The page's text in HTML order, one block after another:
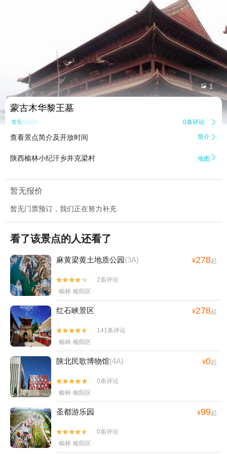
 1
蒙古木华黎王墓
暂无点评 0条评论 
查看景点简介及开放时间 简介 
陕西榆林小纪汗乡井克梁村 地图 
暂无报价
暂无门票预订，我们正在努力补充
看了该景点的人还看了
麻黄梁黄土地质公园(3A) ¥278起


2条评论
榆林·榆阳区
红石峡景区 ¥278起


141条评论
榆林·榆阳区
陕北民歌博物馆(4A) ¥0起


0条评论
榆林·榆阳区
圣都游乐园 ¥99起


0条评论
榆林·榆阳区